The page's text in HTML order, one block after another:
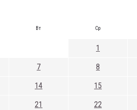
Вт Ср
1
7 8
14 15
21 22